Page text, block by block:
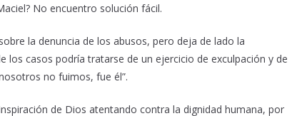
No encuentro solución fácil.
la denuncia de los abusos, pero deja de lado la
los casos podría tratarse de un ejercicio de exculpación y de
no fuimos, fue él”.
de Dios atentando contra la dignidad humana, por